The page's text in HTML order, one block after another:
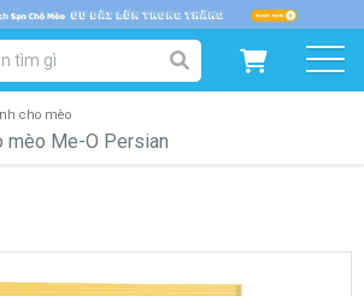
MỤC SẢN PHẨM
MÈO
cho mèo
mèo Me-O Persian